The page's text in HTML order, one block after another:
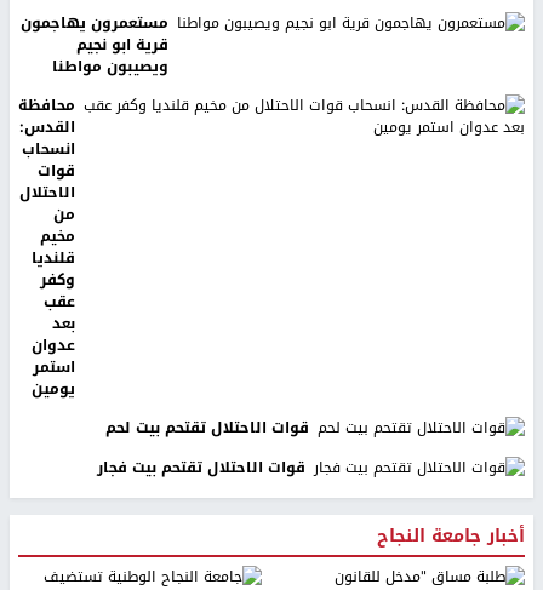
مستعمرون يهاجمون
قرية ابو نجيم
ويصيبون مواطنا
محافظة
القدس:
انسحاب
قوات
الاحتلال
من
مخيم
قلنديا
وكفر
عقب
بعد
عدوان
استمر
يومين
قوات الاحتلال تقتحم بيت لحم
قوات الاحتلال تقتحم بيت فجار
أخبار جامعة النجاح